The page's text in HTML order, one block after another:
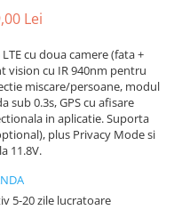
Lei
cu doua camere (fata +
vision cu IR 940nm pentru
miscare/persoane, modul
sub 0.3s, GPS cu afisare
in aplicatie. Suporta
plus Privacy Mode si
11.8V.
5-20 zile lucratoare